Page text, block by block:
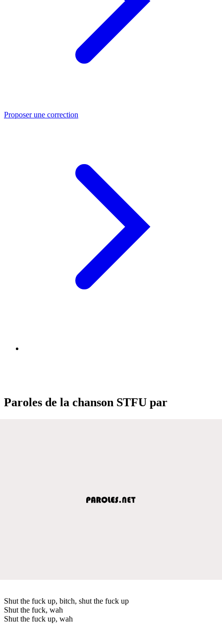
Proposer une correction
Paroles de la chanson STFU par
Shut the fuck up, bitch, shut the fuck up
Shut the fuck, wah
Shut the fuck up, wah